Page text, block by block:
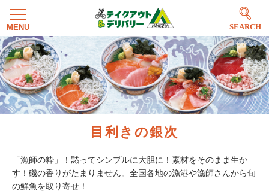
SEARCH
目利きの銀次
「漁師の粋」！黙ってシンプルに大胆に！素材をそのまま生か
す！磯の香りがたまりません。全国各地の漁港や漁師さんから旬
の鮮魚を取り寄せ！